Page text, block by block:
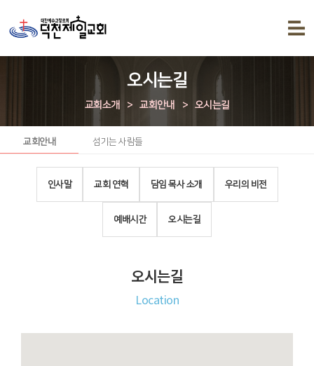
오시는길
교회소개 > 교회안내 > 오시는길
교회안내 섬기는 사람들
인사말 교회 연혁 담임 목사 소개 우리의 비전
예배시간 오시는길
오시는길
Location